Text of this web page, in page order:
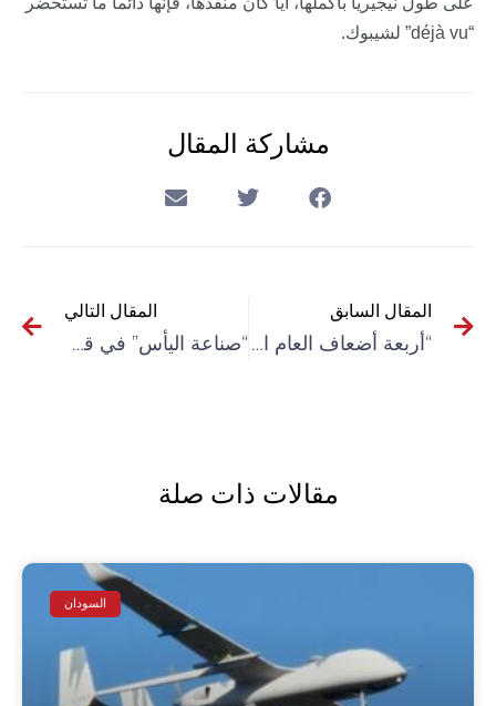
“déjà vu” لشيبوك.
مشاركة المقال
المقال السابق
“أربعة أضعاف العام الماضي”.. تصاعد مقلق للنزاعات العشائرية المسلحة في العراق
المقال التالي
“صناعة اليأس” في قطاع غزة
مقالات ذات صلة
السودان